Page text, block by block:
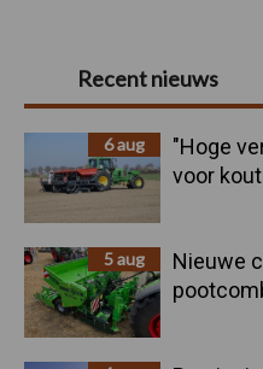
Primaire
Sidebar
Recent nieuws
6 aug
"Hoge
voor
5 aug
Nieuwe